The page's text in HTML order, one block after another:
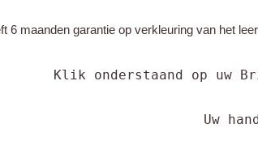
6 maanden garantie op verkleuring van het
Klik onderstaand op uw
Uw